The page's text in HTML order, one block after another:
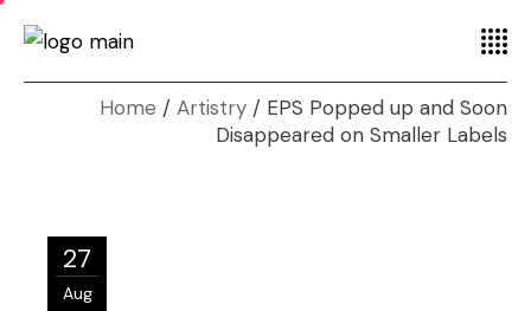
Home Artistry
EPS Popped up and Soon
Disappeared on Smaller Labels
27
Aug